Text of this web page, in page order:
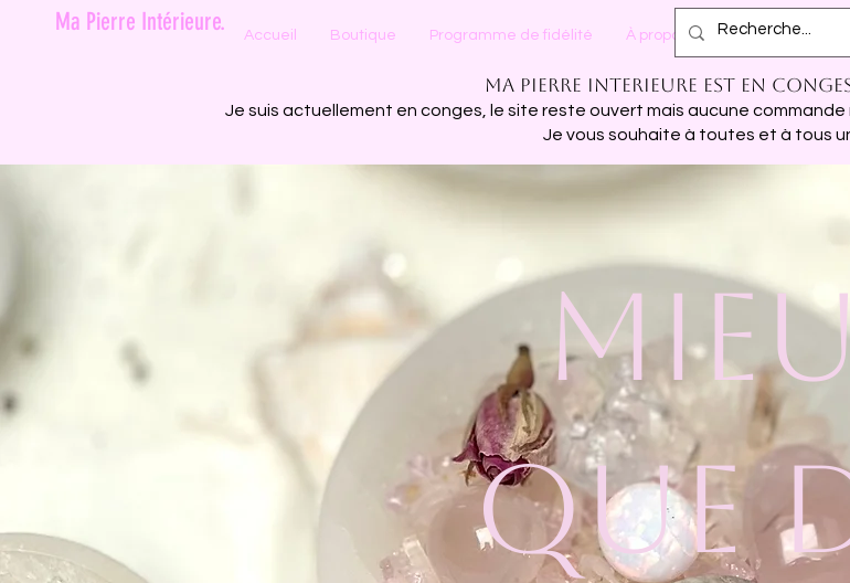
Ma Pierre Intérieure. Accueil Boutique Programme de fidélité À propos Plus
Ma pierre interieure est en
Je suis actuellement en conges, le site reste ouvert mais aucune
Je vous souhaite à toutes et à tous
QUE